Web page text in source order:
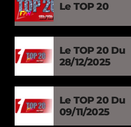
Le TOP 20
Le TOP 20 Du
28/12/2025
Le TOP 20 Du
09/11/2025